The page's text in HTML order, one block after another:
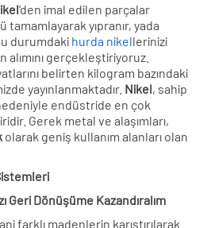
‘den imal edilen parçalar
tamamlayarak yıpranır, yada
durumdaki hurda nikellerinizi
gerçekleştiriyoruz.
belirten kilogram bazındaki
yayınlanmaktadır. Nikel, sahip
endüstride en çok
Gerek metal ve alaşımları,
olarak geniş kullanım alanları olan
Geri Dönüşüme Kazandıralım
farklı madenlerin karıştırılarak